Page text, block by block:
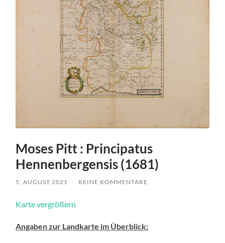
Moses Pitt : Principatus
Hennenbergensis (1681)
5. AUGUST 2021 / KEINE KOMMENTARE
Karte vergrößern
Angaben zur Landkarte im Überblick: